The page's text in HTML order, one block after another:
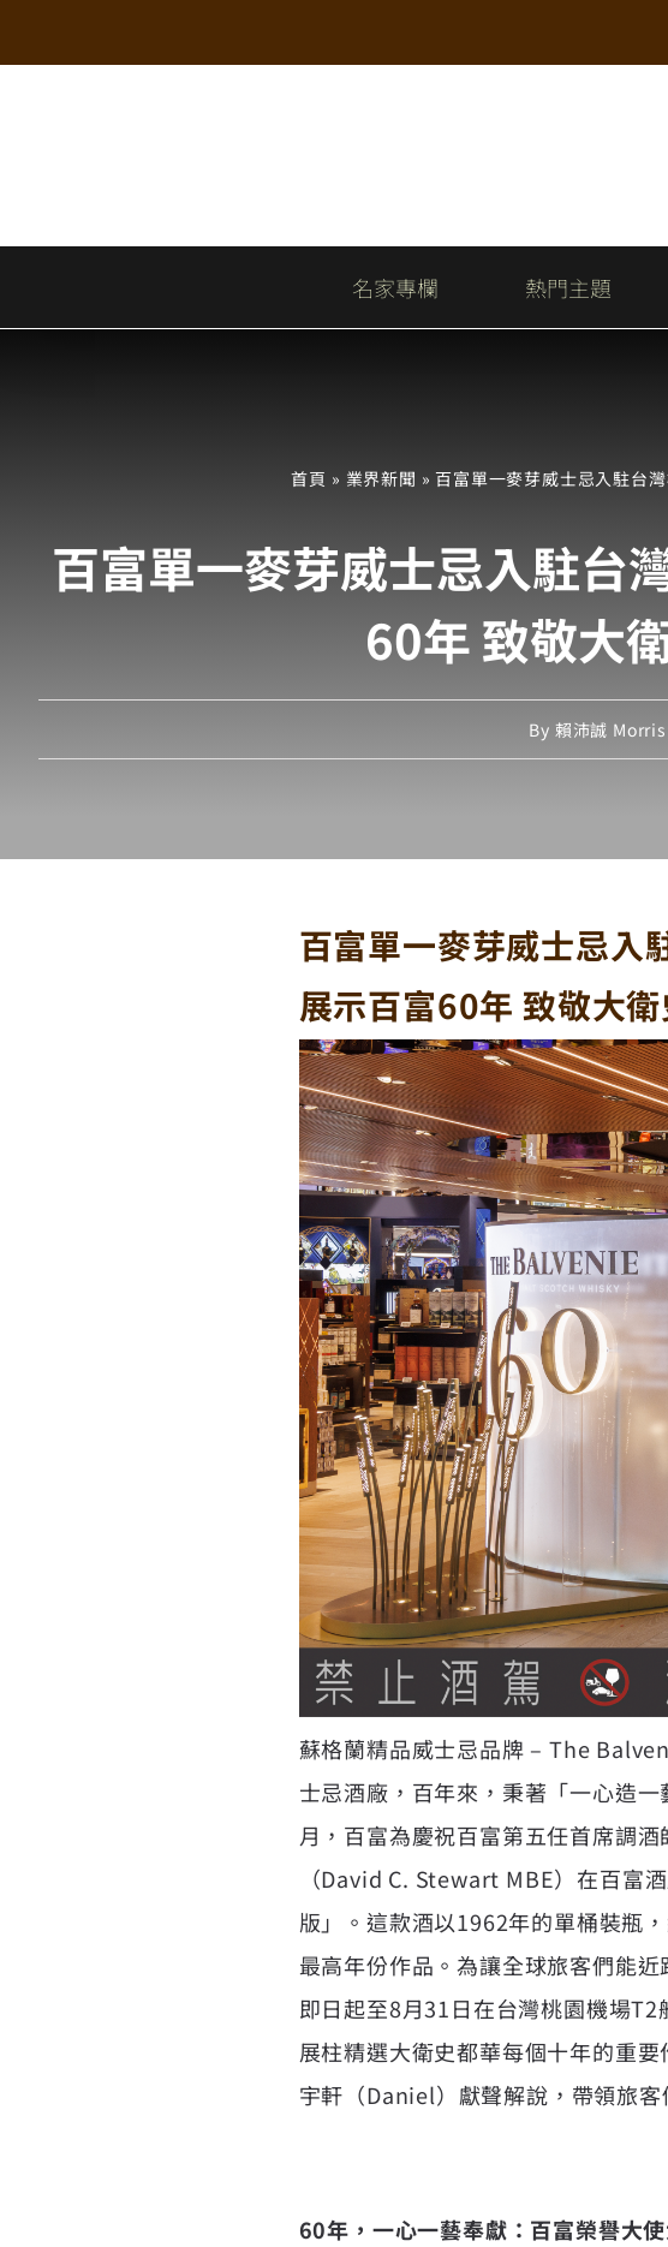
to
名家專欄 熱門主題
首頁 » 業界新聞 » 百富單一麥芽威士忌入駐台
百富單一麥芽威士忌入駐台
60年 致敬大
By 賴沛誠
百富單一麥芽威士忌入
展示百富60年 致敬大
蘇格蘭精品威士忌品牌 – The
士忌酒廠，百年來，秉著「一心造
月，百富為慶祝百富第五任首席調
（David C. Stewart MBE）在百富
版」。這款酒以1962年的單桶裝瓶
最高年份作品。為讓全球旅客們能
即日起至8月31日在台灣桃園機場
展柱精選大衛史都華每個十年的重
宇軒（Daniel）獻聲解說，帶領旅
60年，一心一藝奉獻：百富榮譽大